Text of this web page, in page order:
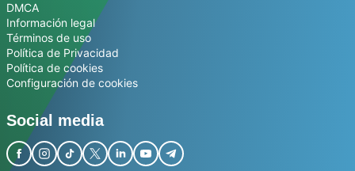
DMCA
Información legal
Términos de uso
Política de Privacidad
Política de cookies
Configuración de cookies
Social media